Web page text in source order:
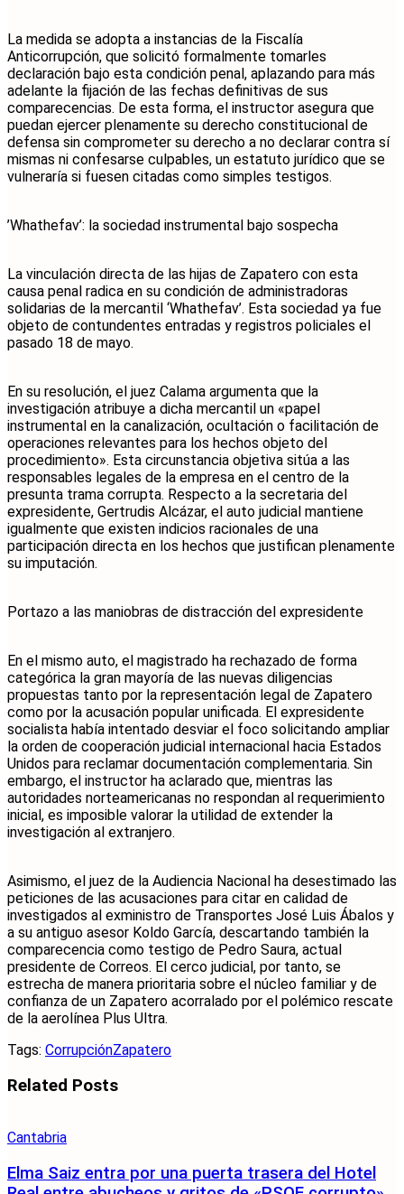
​La medida se adopta a instancias de la Fiscalía
Anticorrupción, que solicitó formalmente tomarles
declaración bajo esta condición penal, aplazando para más
adelante la fijación de las fechas definitivas de sus
comparecencias. De esta forma, el instructor asegura que
puedan ejercer plenamente su derecho constitucional de
defensa sin comprometer su derecho a no declarar contra sí
mismas ni confesarse culpables, un estatuto jurídico que se
vulneraría si fuesen citadas como simples testigos.
​’Whathefav’: la sociedad instrumental bajo sospecha
​La vinculación directa de las hijas de Zapatero con esta
causa penal radica en su condición de administradoras
solidarias de la mercantil ‘Whathefav’. Esta sociedad ya fue
objeto de contundentes entradas y registros policiales el
pasado 18 de mayo.
​En su resolución, el juez Calama argumenta que la
investigación atribuye a dicha mercantil un «papel
instrumental en la canalización, ocultación o facilitación de
operaciones relevantes para los hechos objeto del
procedimiento». Esta circunstancia objetiva sitúa a las
responsables legales de la empresa en el centro de la
presunta trama corrupta. Respecto a la secretaria del
expresidente, Gertrudis Alcázar, el auto judicial mantiene
igualmente que existen indicios racionales de una
participación directa en los hechos que justifican plenamente
su imputación.
​Portazo a las maniobras de distracción del expresidente
​En el mismo auto, el magistrado ha rechazado de forma
categórica la gran mayoría de las nuevas diligencias
propuestas tanto por la representación legal de Zapatero
como por la acusación popular unificada. El expresidente
socialista había intentado desviar el foco solicitando ampliar
la orden de cooperación judicial internacional hacia Estados
Unidos para reclamar documentación complementaria. Sin
embargo, el instructor ha aclarado que, mientras las
autoridades norteamericanas no respondan al requerimiento
inicial, es imposible valorar la utilidad de extender la
investigación al extranjero.
​Asimismo, el juez de la Audiencia Nacional ha desestimado las
peticiones de las acusaciones para citar en calidad de
investigados al exministro de Transportes José Luis Ábalos y
a su antiguo asesor Koldo García, descartando también la
comparecencia como testigo de Pedro Saura, actual
presidente de Correos. El cerco judicial, por tanto, se
estrecha de manera prioritaria sobre el núcleo familiar y de
confianza de un Zapatero acorralado por el polémico rescate
de la aerolínea Plus Ultra.
Tags: CorrupciónZapatero
Related Posts
Cantabria
Elma Saiz entra por una puerta trasera del Hotel